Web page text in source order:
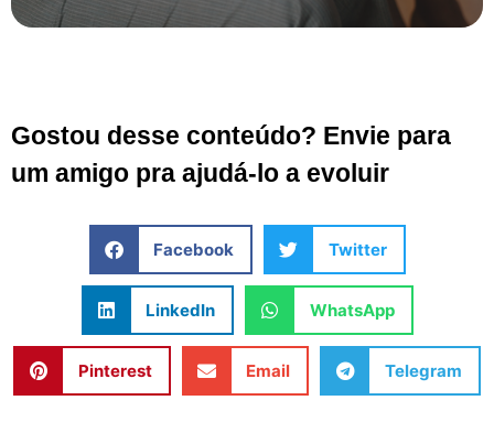
Gostou desse conteúdo? Envie para
um amigo pra ajudá-lo a evoluir
Facebook Twitter
LinkedIn WhatsApp
Pinterest Email Telegram